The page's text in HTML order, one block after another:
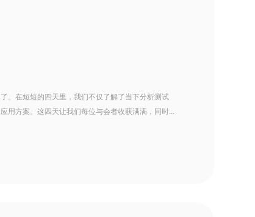
。在短短的四天里，我们不仅了解了当下分析测试
方案。这四天让我们每位与会者收获满满，同时...